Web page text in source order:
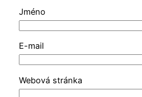
Jméno
E-mail
Webová stránka